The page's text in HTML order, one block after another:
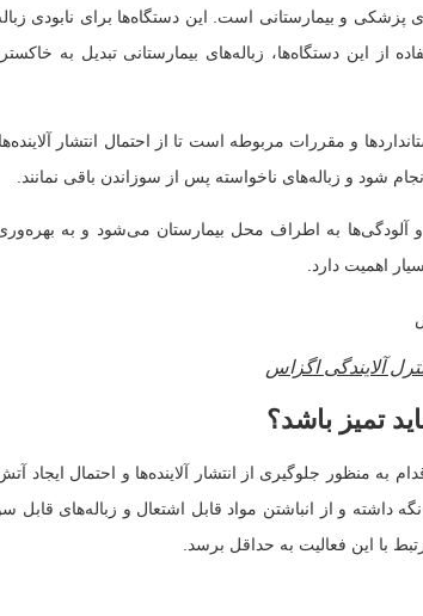
پزشکی و بیمارستانی است. این دستگاه‌ها برای
از این دستگاه‌ها، زباله‌های بیمارستانی تبدیل به
و مقررات مربوطه است تا از احتمال انتشار
شود و زباله‌های ناخواسته پس از سوزاندن باقی نمانند.
به اطراف محل بیمارستان می‌شود و به
اهمیت دارد.
آلایندگی اگزاس
تمیز باشد؟
به منظور جلوگیری از انتشار آلاینده‌ها و احتمال
داشته و از انباشتن مواد قابل اشتعال و زباله‌های
با این فعالیت به حداقل برسد.